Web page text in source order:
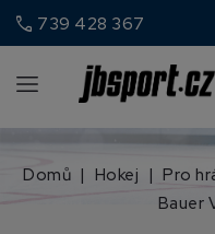
call 739 428 367
Domů Hokej Pro
Bauer